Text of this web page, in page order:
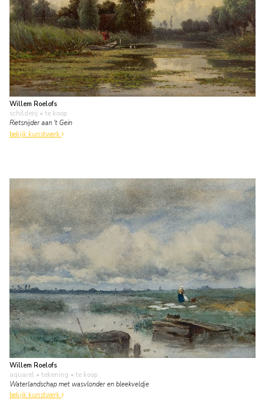
Willem Roelofs
schilderij • te koop
Rietsnijder aan 't Gein
bekijk kunstwerk
Willem Roelofs
aquarel • tekening • te koop
Waterlandschap met wasvlonder en bleekveldje
bekijk kunstwerk